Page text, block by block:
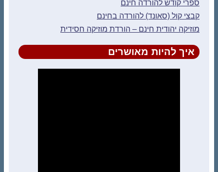
ספרי קודש להורדה חינם
קבצי קול (סאונד) להורדה בחינם
מוזיקה יהודית חינם – הורדת מוזיקה חסידית
איך להיות מאושרים